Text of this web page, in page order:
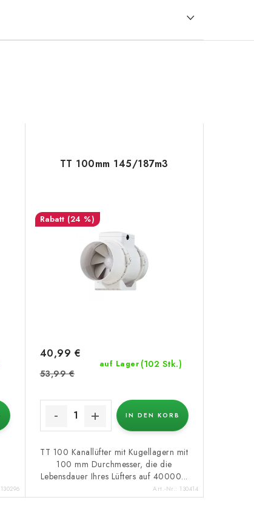
130296
TT 100mm 145/187m3
(24 %)
auf Lager (102 Stk.)
40,99 €
53,99 €
IN DEN KORB
TT 100 Kanallüfter mit Kugellagern mit
100 mm Durchmesser, die die
Lebensdauer Ihres Lüfters auf 40000...
Art.-Nr.: 130414